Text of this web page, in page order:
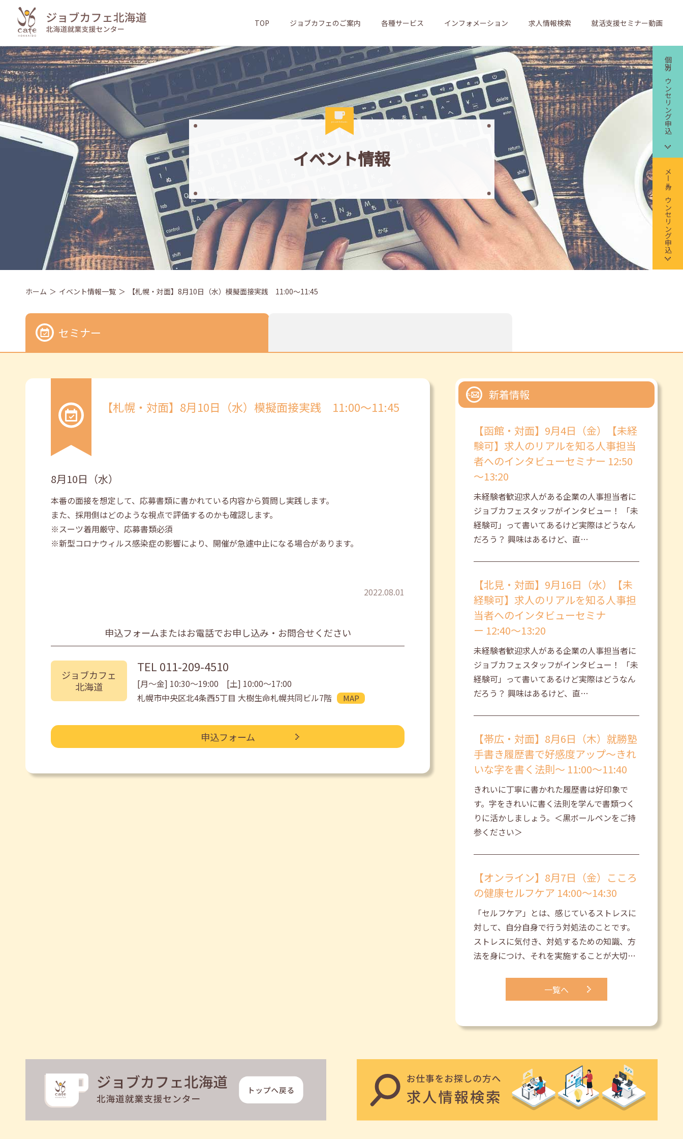
TOP ジョブカフェのご案内 各種サービス インフォメーション 求人情報検索 就活支援セミナー動画
個別カウンセリング申込
メールカウンセリング申込
イベント情報
ホーム イベント情報一覧 【札幌・対面】8月10日（水）模擬面接実践 11:00～11:45
セミナー
【札幌・対面】8月10日（水）模擬面接実践 11:00～11:45
8月10日（水）
本番の面接を想定して、応募書類に書かれている内容から質問し実践します。
また、採用側はどのような視点で評価するのかも確認します。
※スーツ着用厳守、応募書類必須
※新型コロナウィルス感染症の影響により、開催が急遽中止になる場合があります。
2022.08.01
申込フォームまたはお電話でお申し込み・お問合せください
ジョブカフェ
北海道
TEL 011-209-4510
[月〜金] 10:30〜19:00 [土] 10:00〜17:00
札幌市中央区北4条西5丁目 大樹生命札幌共同ビル7階
MAP
申込フォーム
新着情報
【函館・対面】9月4日（金）【未経
験可】求人のリアルを知る人事担当
者へのインタビューセミナー 12:50
～13:20
未経験者歓迎求人がある企業の人事担当者に
ジョブカフェスタッフがインタビュー！ 「未
経験可」って書いてあるけど実際はどうなん
だろう？ 興味はあるけど、直…
【北見・対面】9月16日（水）【未
経験可】求人のリアルを知る人事担
当者へのインタビューセミナ
ー 12:40～13:20
未経験者歓迎求人がある企業の人事担当者に
ジョブカフェスタッフがインタビュー！ 「未
経験可」って書いてあるけど実際はどうなん
だろう？ 興味はあるけど、直…
【帯広・対面】8月6日（木）就勝塾
手書き履歴書で好感度アップ～きれ
いな字を書く法則～ 11:00～11:40
きれいに丁寧に書かれた履歴書は好印象で
す。字をきれいに書く法則を学んで書類つく
りに活かしましょう。＜黒ボールペンをご持
参ください＞
【オンライン】8月7日（金）こころ
の健康セルフケア 14:00～14:30
「セルフケア」とは、感じているストレスに
対して、自分自身で行う対処法のことです。
ストレスに気付き、対処するための知識、方
法を身につけ、それを実施することが大切…
一覧へ